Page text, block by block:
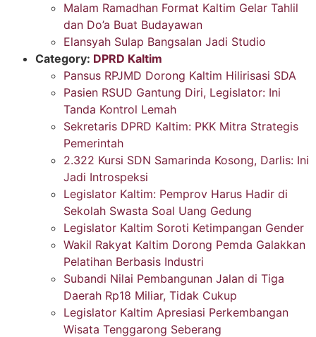
Malam Ramadhan Format Kaltim Gelar Tahlil
dan Do’a Buat Budayawan
Elansyah Sulap Bangsalan Jadi Studio
Category: DPRD Kaltim
Pansus RPJMD Dorong Kaltim Hilirisasi SDA
Pasien RSUD Gantung Diri, Legislator: Ini
Tanda Kontrol Lemah
Sekretaris DPRD Kaltim: PKK Mitra Strategis
Pemerintah
2.322 Kursi SDN Samarinda Kosong, Darlis: Ini
Jadi Introspeksi
Legislator Kaltim: Pemprov Harus Hadir di
Sekolah Swasta Soal Uang Gedung
Legislator Kaltim Soroti Ketimpangan Gender
Wakil Rakyat Kaltim Dorong Pemda Galakkan
Pelatihan Berbasis Industri
Subandi Nilai Pembangunan Jalan di Tiga
Daerah Rp18 Miliar, Tidak Cukup
Legislator Kaltim Apresiasi Perkembangan
Wisata Tenggarong Seberang